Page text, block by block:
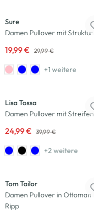
Sure
Damen Pullover mit Struktur
19,99 € 29,99 €
+1 weitere
Lisa Tossa
Damen Pullover mit Streifen
24,99 € 39,99 €
+2 weitere
Tom Tailor
Damen Pullover in Ottoman
Ripp